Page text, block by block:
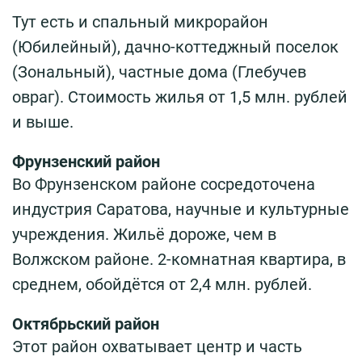
Тут есть и спальный микрорайон
(Юбилейный), дачно-коттеджный поселок
(Зональный), частные дома (Глебучев
овраг). Стоимость жилья от 1,5 млн. рублей
и выше.
Фрунзенский район
Во Фрунзенском районе сосредоточена
индустрия Саратова, научные и культурные
учреждения. Жильё дороже, чем в
Волжском районе. 2-комнатная квартира, в
среднем, обойдётся от 2,4 млн. рублей.
Октябрьский район
Этот район охватывает центр и часть